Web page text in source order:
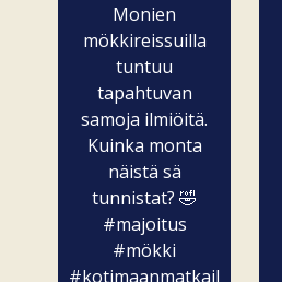
Monien
mökkireissuilla
tuntuu
tapahtuvan
samoja ilmiöitä.
Kuinka monta
näistä sä
tunnistat? 🤣
#majoitus
#mökki
#kotimaanmatkailu